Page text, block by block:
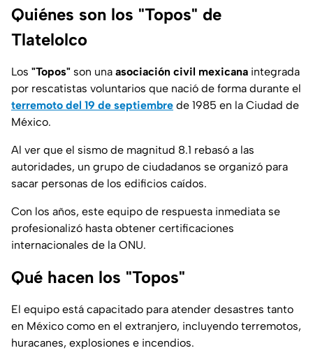
Quiénes son los "Topos" de
Tlatelolco
Los "Topos" son una asociación civil mexicana integrada
por rescatistas voluntarios que nació de forma durante el
terremoto del 19 de septiembre de 1985 en la Ciudad de
México.
Al ver que el sismo de magnitud 8.1 rebasó a las
autoridades, un grupo de ciudadanos se organizó para
sacar personas de los edificios caídos.
Con los años, este equipo de respuesta inmediata se
profesionalizó hasta obtener certificaciones
internacionales de la ONU.
Qué hacen los "Topos"
El equipo está capacitado para atender desastres tanto
en México como en el extranjero, incluyendo terremotos,
huracanes, explosiones e incendios.